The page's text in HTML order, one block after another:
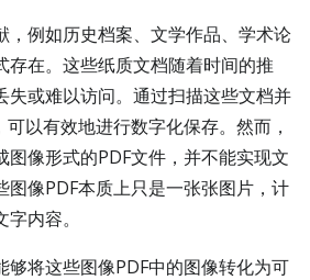
，例如历史档案、文学作品、学术论
存在。这些纸质文档随着时间的推
失或难以访问。通过扫描这些文档并
以有效地进行数字化保存。然而，
图像形式的PDF文件，并不能实现文
图像PDF本质上只是一张张图片，计
内容。
够将这些图像PDF中的图像转化为可